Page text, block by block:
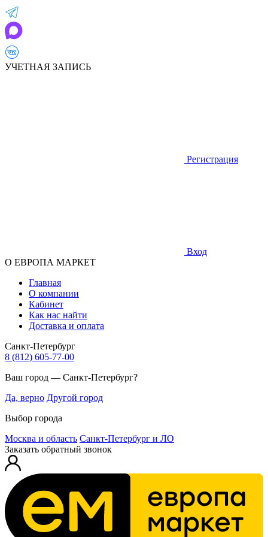
УЧЕТНАЯ ЗАПИСЬ
Регистрация
Вход
О ЕВРОПА МАРКЕТ
Главная
О компании
Кабинет
Как нас найти
Доставка и оплата
Санкт-Петербург
8 (812) 605-77-00
Ваш город — Санкт-Петербург?
Да, верно Другой город
Выбор города
Москва и область Санкт-Петербург и ЛО
Заказать обратный звонок